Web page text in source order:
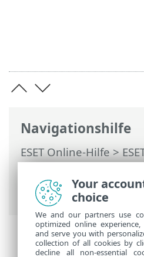
Navigationshilfe
ESET Online-Hilfe>
Premium>Erweiterte
Schutzfunktionen>
Anwendungs-Scans
Your
choice
We and our partners use
optimized online
and serve you with
collection of all cookies by
decline all non-essential